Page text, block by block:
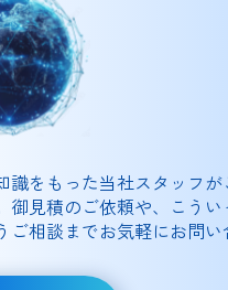
識をもった当社スタッフ
御見積のご依頼や、こうい
ご相談までお気軽にお問い